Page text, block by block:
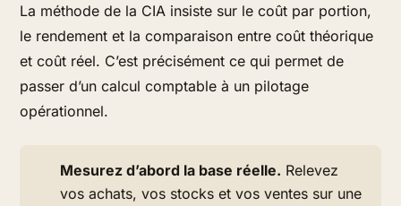
La méthode de la CIA insiste sur le coût par portion,
le rendement et la comparaison entre coût théorique
et coût réel. C’est précisément ce qui permet de
passer d’un calcul comptable à un pilotage
opérationnel.
Mesurez d’abord la base réelle. Relevez
vos achats, vos stocks et vos ventes sur une